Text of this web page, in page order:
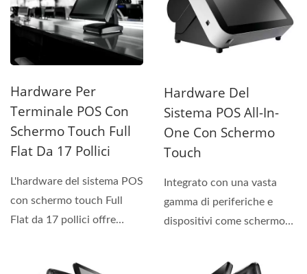
Hardware Per
Terminale POS Con
Schermo Touch Full
Flat Da 17 Pollici
L'hardware del sistema POS
con schermo touch Full
Flat da 17 pollici offre
Hardware Del
Sistema POS All-In-
One Con Schermo
Touch
Integrato con una vasta
gamma di periferiche e
dispositivi come schermo